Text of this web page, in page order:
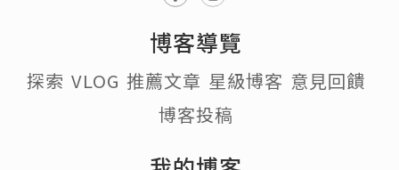
博客導覽
探索 VLOG 推薦文章 星級博客 意見回饋
博客投稿